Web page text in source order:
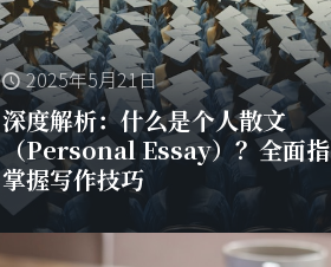
2025年5月21日
深度解析：什么是个人散文
（Personal Essay）？全面
掌握写作技巧